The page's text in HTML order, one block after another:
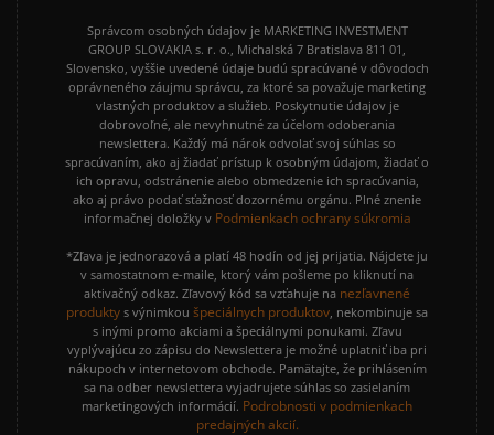
Správcom osobných údajov je MARKETING INVESTMENT
GROUP SLOVAKIA s. r. o., Michalská 7 Bratislava 811 01,
Slovensko, vyššie uvedené údaje budú spracúvané v dôvodoch
oprávneného záujmu správcu, za ktoré sa považuje marketing
vlastných produktov a služieb. Poskytnutie údajov je
dobrovoľné, ale nevyhnutné za účelom odoberania
newslettera. Každý má nárok odvolať svoj súhlas so
spracúvaním, ako aj žiadať prístup k osobným údajom, žiadať o
ich opravu, odstránenie alebo obmedzenie ich spracúvania,
ako aj právo podať sťažnosť dozornému orgánu. Plné znenie
informačnej doložky v Podmienkach ochrany súkromia
*Zľava je jednorazová a platí 48 hodín od jej prijatia. Nájdete ju
v samostatnom e-maile, ktorý vám pošleme po kliknutí na
aktivačný odkaz. Zľavový kód sa vzťahuje na nezľavnené
produkty s výnimkou špeciálnych produktov , nekombinuje sa
s inými promo akciami a špeciálnymi ponukami. Zľavu
vyplývajúcu zo zápisu do Newslettera je možné uplatniť iba pri
nákupoch v internetovom obchode. Pamätajte, že prihlásením
sa na odber newslettera vyjadrujete súhlas so zasielaním
marketingových informácií. Podrobnosti v podmienkach
predajných akcií.